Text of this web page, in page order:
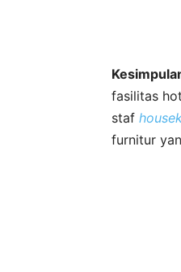
fasilitas
staf
furnitur